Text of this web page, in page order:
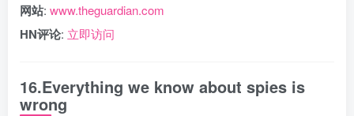
网站: www.theguardian.com
HN评论: 立即访问
16.Everything we know about spies is
wrong